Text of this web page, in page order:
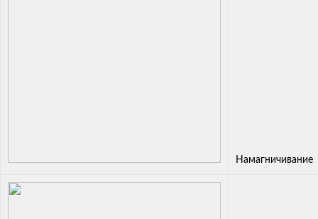
Намагничивание